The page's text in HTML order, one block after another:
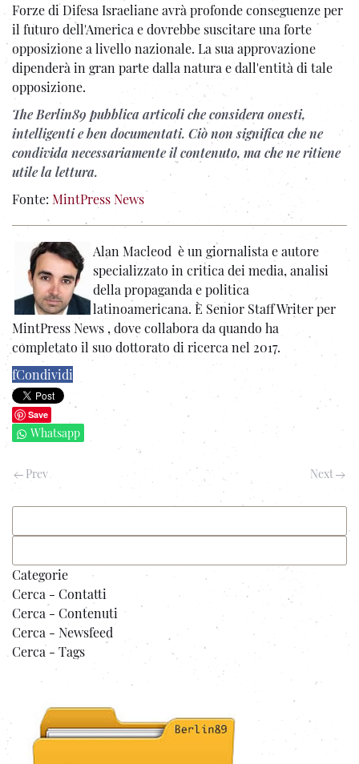
Forze di Difesa Israeliane avrà profonde conseguenze per
il futuro dell'America e dovrebbe suscitare una forte
opposizione a livello nazionale. La sua approvazione
dipenderà in gran parte dalla natura e dall'entità di tale
opposizione.
The Berlin89 pubblica articoli che considera onesti,
intelligenti e ben documentati. Ciò non significa che ne
condivida necessariamente il contenuto, ma che ne ritiene
utile la lettura.
Fonte: MintPress News
Alan Macleod è un giornalista e autore
specializzato in critica dei media, analisi
della propaganda e politica
latinoamericana. È Senior Staff Writer per
MintPress News , dove collabora da quando ha
completato il suo dottorato di ricerca nel 2017.
fCondividi
Save
Whatsapp
Prev Next
Categorie
Cerca - Contatti
Cerca - Contenuti
Cerca - Newsfeed
Cerca - Tags